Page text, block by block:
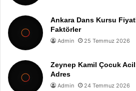
Ankara Dans Kursu
Faktörler
Admin 25 Temmuz 2026
Zeynep Kamil Çocuk
Adres
Admin 24 Temmuz 2026